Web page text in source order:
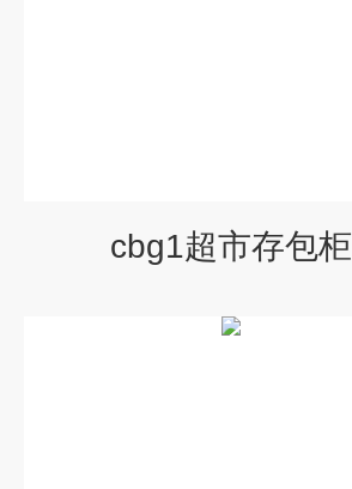
cbg1超市存包柜